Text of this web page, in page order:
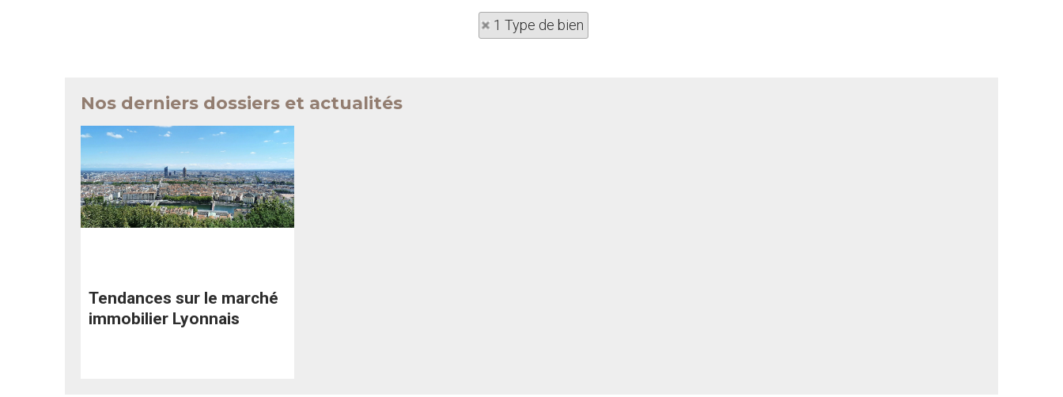
1 Type de bien
Nos derniers dossiers et actualités
Tendances sur le marché
immobilier Lyonnais